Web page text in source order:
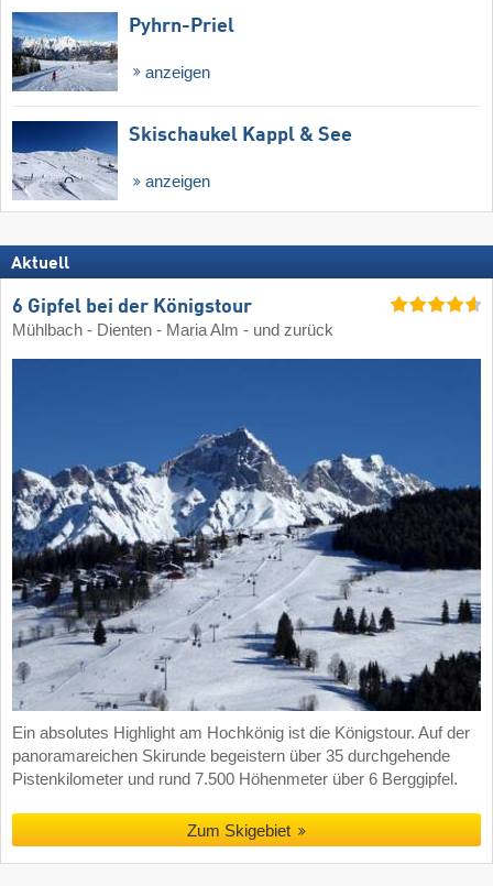
Pyhrn-Priel
anzeigen
Skischaukel Kappl & See
anzeigen
Aktuell
6 Gipfel bei der Königstour
Mühlbach - Dienten - Maria Alm - und zurück
Ein absolutes Highlight am Hochkönig ist die Königstour. Auf der
panoramareichen Skirunde begeistern über 35 durchgehende
Pistenkilometer und rund 7.500 Höhenmeter über 6 Berggipfel.
Zum Skigebiet